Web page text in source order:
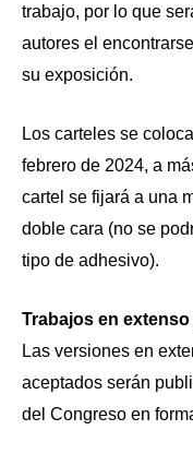
trabajo, por lo que
autores el
su exposición.
Los carteles se
febrero de 2024, a
cartel se fijará a una
doble cara (no se
tipo de adhesivo).
Trabajos en
Las versiones en
aceptados serán
del Congreso en